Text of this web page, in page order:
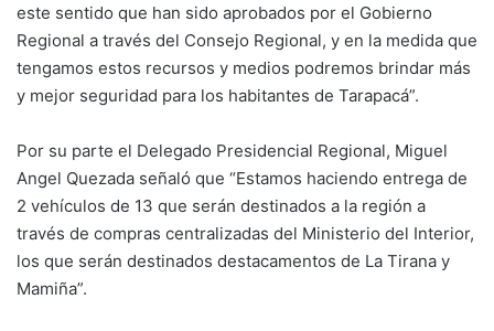
este sentido que han sido aprobados por el Gobierno
Regional a través del Consejo Regional, y en la medida que
tengamos estos recursos y medios podremos brindar más
y mejor seguridad para los habitantes de Tarapacá”.
Por su parte el Delegado Presidencial Regional, Miguel
Angel Quezada señaló que “Estamos haciendo entrega de
2 vehículos de 13 que serán destinados a la región a
través de compras centralizadas del Ministerio del Interior,
los que serán destinados destacamentos de La Tirana y
Mamiña”.